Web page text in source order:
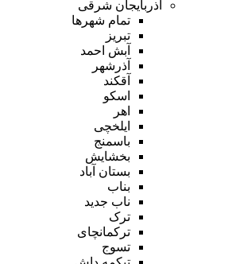
آذربایجان شرقی
تمام شهر‌ها
تبریز
آبش احمد
آذرشهر
آقکند
اسکو
اهر
ایلخچی
باسمنج
بخشایش
بستان آباد
بناب
ناب جدید
ترک
ترکمانچای
تسوج